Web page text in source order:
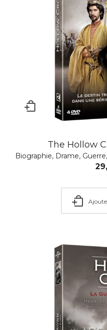
The Hollow
Biographie, Drame, Guerre,